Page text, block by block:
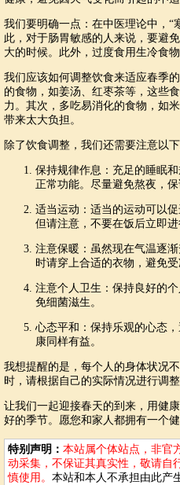
我们要明确一点：在中医理论中，“
此，对于肠胃敏感的人来说，要避
大的时候。此外，过度食用生冷食
我们应该如何调整饮食来适应春季
的食物，如姜汤、红枣茶等，这些
力。其次，多吃易消化的食物，如
带来太大负担。
除了饮食调整，我们还需要注意以下
保持规律作息：充足的睡眠
正常功能。尽量避免熬夜，
适当运动：适当的运动可以
但请注意，不要在饭后立即
注意保暖：虽然现在气温逐
时请穿上合适的衣物，避免受
注意个人卫生：保持良好的
免细菌滋生。
心态平和：保持乐观的心态
康同样有益。
我想提醒的是，每个人的身体状况
时，请根据自己的实际情况进行调
让我们一起迎接春天的到来，用健
好的季节。愿您和家人都拥有一个
特别声明： 本站属个体站点，非官
动采集，不保证其真实性，敬请自
慎使用。 本站和本人不承担由此产